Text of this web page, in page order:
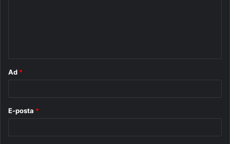
Ad *
E-posta *